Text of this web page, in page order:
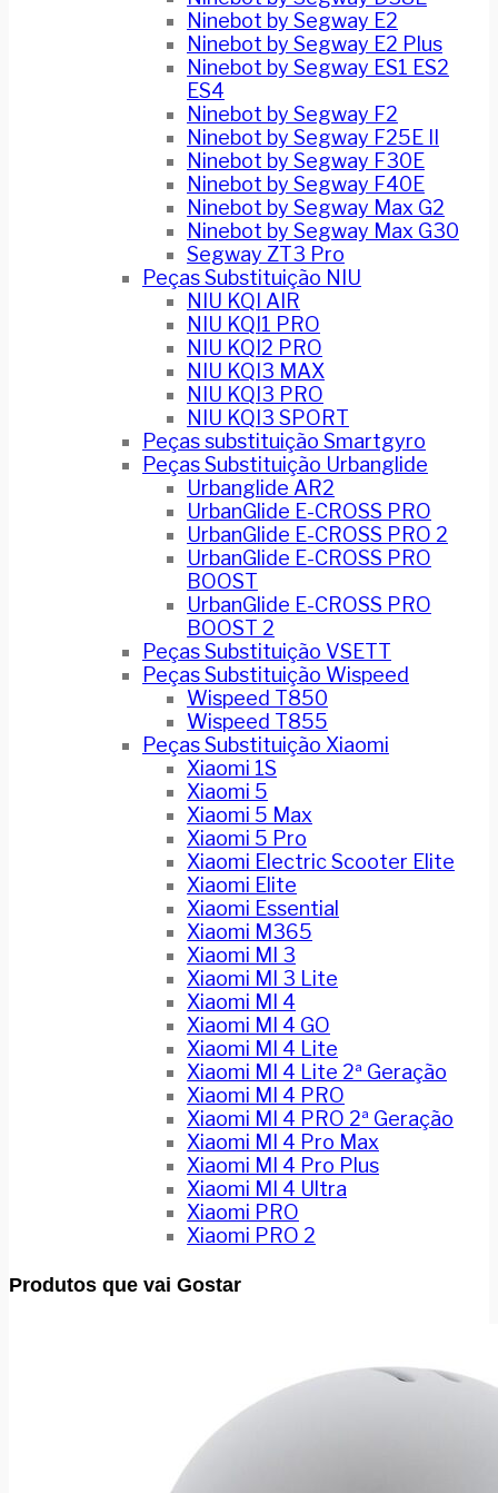
Ninebot by Segway E2
Ninebot by Segway E2 Plus
Ninebot by Segway ES1 ES2
ES4
Ninebot by Segway F2
Ninebot by Segway F25E II
Ninebot by Segway F30E
Ninebot by Segway F40E
Ninebot by Segway Max G2
Ninebot by Segway Max G30
Segway ZT3 Pro
Peças Substituição NIU
NIU KQI AIR
NIU KQI1 PRO
NIU KQI2 PRO
NIU KQI3 MAX
NIU KQI3 PRO
NIU KQI3 SPORT
Peças substituição Smartgyro
Peças Substituição Urbanglide
Urbanglide AR2
UrbanGlide E-CROSS PRO
UrbanGlide E-CROSS PRO 2
UrbanGlide E-CROSS PRO
BOOST
UrbanGlide E-CROSS PRO
BOOST 2
Peças Substituição VSETT
Peças Substituição Wispeed
Wispeed T850
Wispeed T855
Peças Substituição Xiaomi
Xiaomi 1S
Xiaomi 5
Xiaomi 5 Max
Xiaomi 5 Pro
Xiaomi Electric Scooter Elite
Xiaomi Elite
Xiaomi Essential
Xiaomi M365
Xiaomi MI 3
Xiaomi MI 3 Lite
Xiaomi MI 4
Xiaomi MI 4 GO
Xiaomi MI 4 Lite
Xiaomi MI 4 Lite 2ª Geração
Xiaomi MI 4 PRO
Xiaomi MI 4 PRO 2ª Geração
Xiaomi MI 4 Pro Max
Xiaomi MI 4 Pro Plus
Xiaomi MI 4 Ultra
Xiaomi PRO
Xiaomi PRO 2
Produtos que vai Gostar